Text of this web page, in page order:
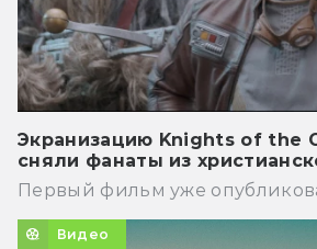
Экранизацию Knights of the
сняли фанаты из
Первый фильм уже
Видео